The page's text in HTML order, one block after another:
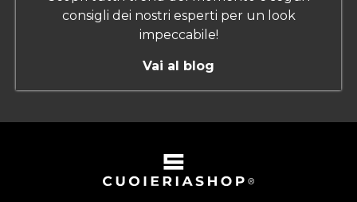
consigli dei nostri esperti per un look
impeccabile!
Vai al blog